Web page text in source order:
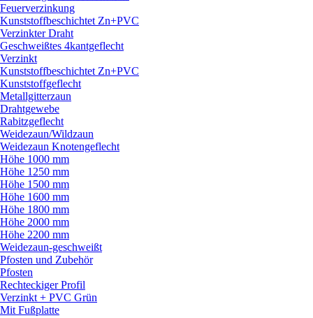
Feuerverzinkung
Kunststoffbeschichtet Zn+PVC
Verzinkter Draht
Geschweißtes 4kantgeflecht
Verzinkt
Kunststoffbeschichtet Zn+PVC
Kunststoffgeflecht
Metallgitterzaun
Drahtgewebe
Rabitzgeflecht
Weidezaun/Wildzaun
Weidezaun Knotengeflecht
Höhe 1000 mm
Höhe 1250 mm
Höhe 1500 mm
Höhe 1600 mm
Höhe 1800 mm
Höhe 2000 mm
Höhe 2200 mm
Weidezaun-geschweißt
Pfosten und Zubehör
Pfosten
Rechteckiger Profil
Verzinkt + PVC Grün
Mit Fußplatte